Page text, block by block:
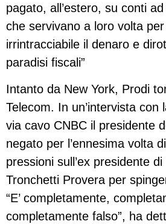
pagato, all’estero, su conti
che servivano a loro volta
irrintracciabile il denaro e
paradisi fiscali”
Intanto da New York, Prodi
Telecom. In un’intervista con
via cavo CNBC il presidente
negato per l’ennesima volta
pressioni sull’ex presidente
Tronchetti Provera per
“E’ completamente,
completamente falso”, ha